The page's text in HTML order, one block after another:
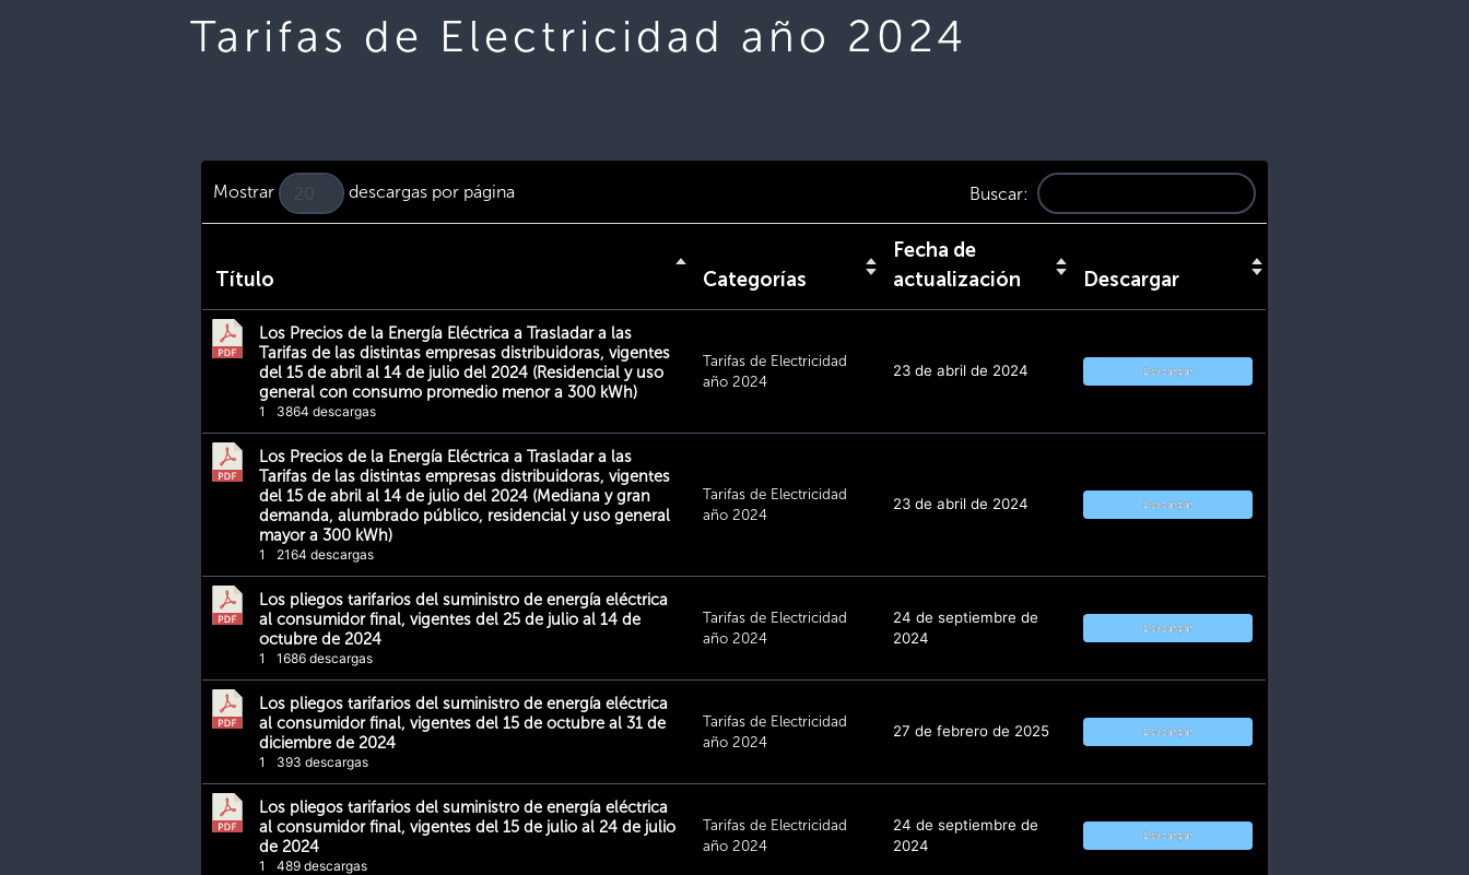
Tarifas de Electricidad año 2024
Mostrar descargas por página Buscar:
Título Categorías
Fecha de
actualización
Descargar
Los Precios de la Energía Eléctrica a Trasladar a las
Tarifas de las distintas empresas distribuidoras, vigentes
del 15 de abril al 14 de julio del 2024 (Residencial y uso
general con consumo promedio menor a 300 kWh)
1 3864 descargas
Tarifas de Electricidad
año 2024
23 de abril de 2024 Descargar
Los Precios de la Energía Eléctrica a Trasladar a las
Tarifas de las distintas empresas distribuidoras, vigentes
del 15 de abril al 14 de julio del 2024 (Mediana y gran
demanda, alumbrado público, residencial y uso general
mayor a 300 kWh)
1 2164 descargas
Tarifas de Electricidad
año 2024
23 de abril de 2024 Descargar
Los pliegos tarifarios del suministro de energía eléctrica
al consumidor final, vigentes del 25 de julio al 14 de
octubre de 2024
1 1686 descargas
Tarifas de Electricidad
año 2024
24 de septiembre de
2024
Descargar
Los pliegos tarifarios del suministro de energía eléctrica
al consumidor final, vigentes del 15 de octubre al 31 de
diciembre de 2024
1 393 descargas
Tarifas de Electricidad
año 2024
27 de febrero de 2025 Descargar
Los pliegos tarifarios del suministro de energía eléctrica
al consumidor final, vigentes del 15 de julio al 24 de julio
de 2024
1 489 descargas
Tarifas de Electricidad
año 2024
24 de septiembre de
2024
Descargar